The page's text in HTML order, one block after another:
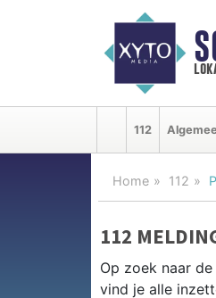
112
Home 112
112
Op zoek naar
vind je alle